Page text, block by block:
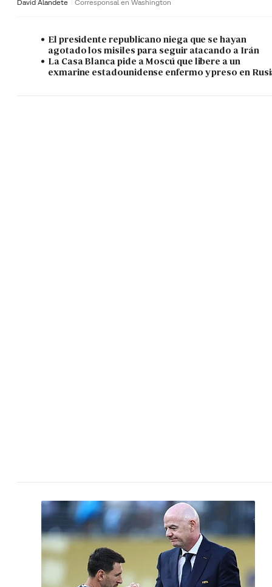
David Alandete Corresponsal en Washington
El presidente republicano niega que se hayan
agotado los misiles para seguir atacando a Irán
La Casa Blanca pide a Moscú que libere a un
exmarine estadounidense enfermo y preso en